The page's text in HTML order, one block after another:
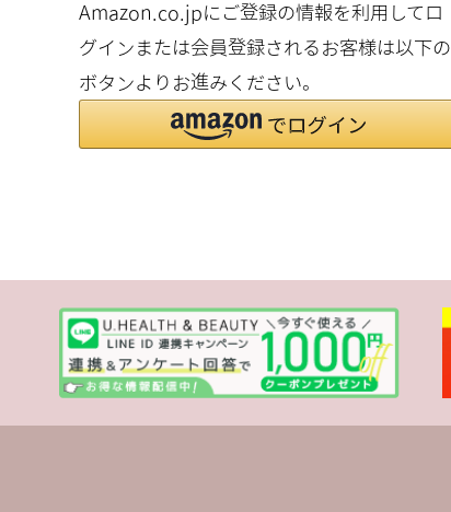
Amazon.co.jpにご登録の情報を利用してロ
グインまたは会員登録されるお客様は以下の
ボタンよりお進みください。